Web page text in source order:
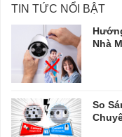
TIN TỨC NỔI BẬT
Nhà
So